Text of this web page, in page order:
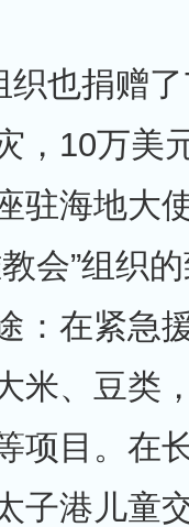
织也捐赠
，10万美
驻海地大
会”组织
：在紧急
米、豆类
项目。在
子港儿童